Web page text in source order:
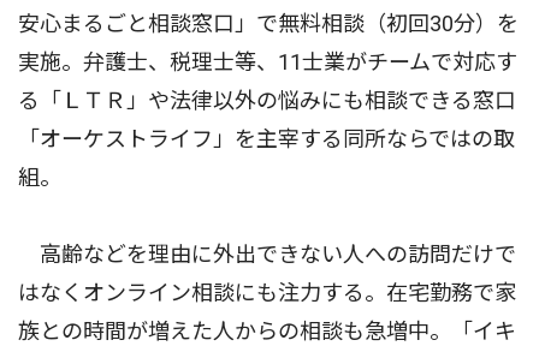
安心まるごと相談窓口」で無料相談（初回30分）を
実施。弁護士、税理士等、11士業がチームで対応す
る「ＬＴＲ」や法律以外の悩みにも相談できる窓口
「オーケストライフ」を主宰する同所ならではの取
組。
高齢などを理由に外出できない人への訪問だけで
はなくオンライン相談にも注力する。在宅勤務で家
族との時間が増えた人からの相談も急増中。「イキ